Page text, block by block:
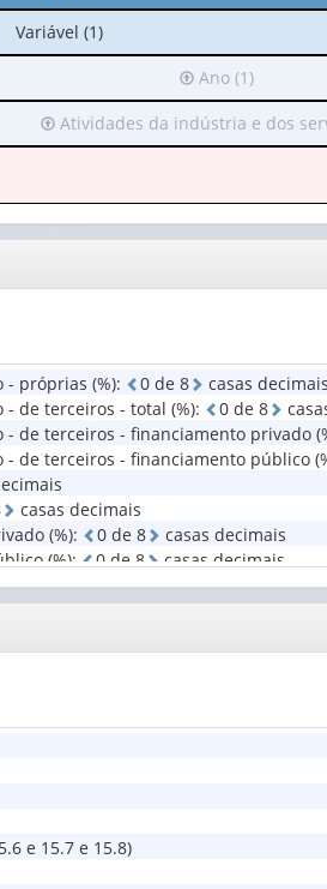
No
cabeçalho:
(1)
Variável (1)
Irá
para
o
cabeçalho
1
valor):
Ano
Ano (1)
Irá
para
(possui
apenas
valor):
da
indústria
e
dos
serviço...
(1)
Atividades da indústria e dos
- próprias (%): 0 de 8
casas decimais
de terceiros - total (%): 0 de 8
de terceiros - financiamento privado
de terceiros - financiamento público
casas decimais
(%): 0 de 8
casas decimais
(%): 0 de 8 casas decimais
e 15.7 e 15.8)